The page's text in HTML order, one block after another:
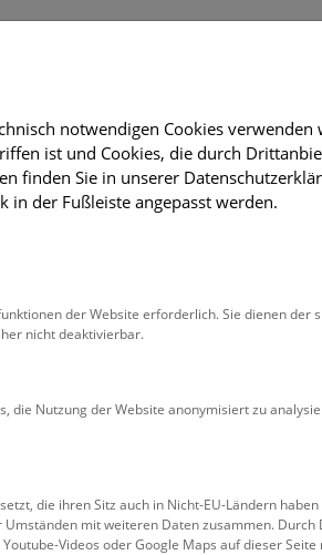
& Aktivitäten Deck 50
Sie
Führungen &
Kulinarik &
notwendigen Cookies verwenden
ist und Cookies, die durch
finden Sie in unserer
in der Fußleiste angepasst werden.
der Website erforderlich. Sie dienen der
nicht deaktivierbar.
die Nutzung der Website anonymisiert zu
die ihren Sitz auch in Nicht-EU-Ländern haben
mit weiteren Daten zusammen. Durch
Videos oder Google Maps auf dieser